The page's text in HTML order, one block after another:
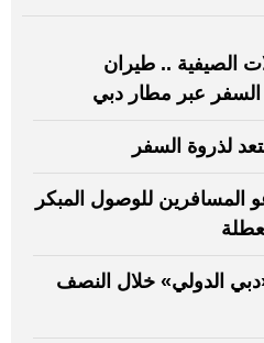
الصيفية .. طيران
السفر عبر مطار دبي
لذروة السفر
المسافرين للوصول المبكر
الدولي» خلال النصف